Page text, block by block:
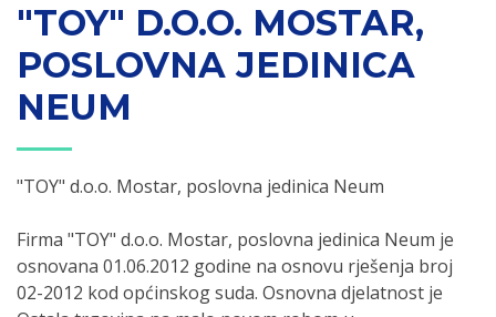
"TOY" D.O.O. MOSTAR,
POSLOVNA JEDINICA
NEUM
"TOY" d.o.o. Mostar, poslovna jedinica Neum
Firma "TOY" d.o.o. Mostar, poslovna jedinica Neum je
osnovana 01.06.2012 godine na osnovu rješenja broj
02-2012 kod općinskog suda. Osnovna djelatnost je